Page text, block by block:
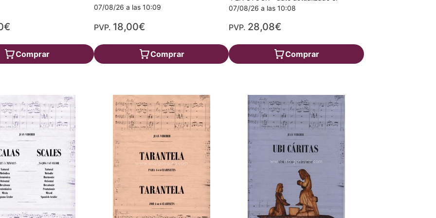
Comprar
07/08/26 a las 10:09
PVP. 18,00€
Comprar
07/08/26 a las 10:08
PVP. 28,08€
Comprar